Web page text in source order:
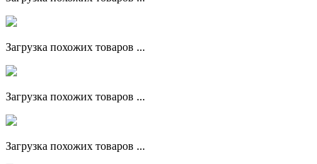
Загрузка похожих товаров ...
Загрузка похожих товаров ...
Загрузка похожих товаров ...